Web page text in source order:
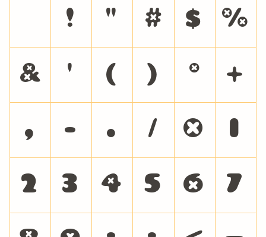
! " # $ %
& ' ( ) * +
, - . / 0 1
2 3 4 5 6 7